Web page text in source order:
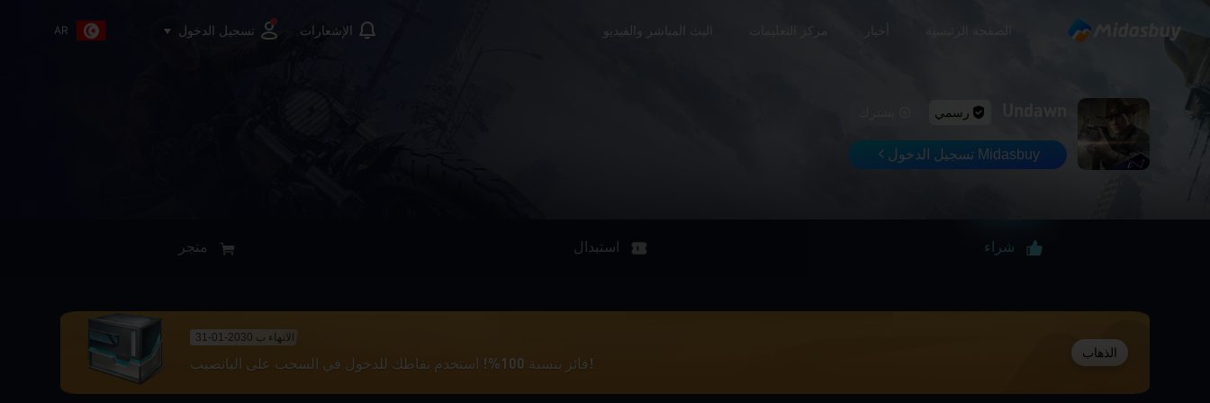
أخبار مركز التعليمات البث المباشر والفيديو الإشعارات تسجيل الدخول AR
رسمي
Midasbuy تسجيل الدخول
شراء استبدال متجر
الانهاء ب 2030-01-31
فائز بنسبة 100%! استخدم نقاطك للدخول في السحب على اليانصيب!
الذهاب